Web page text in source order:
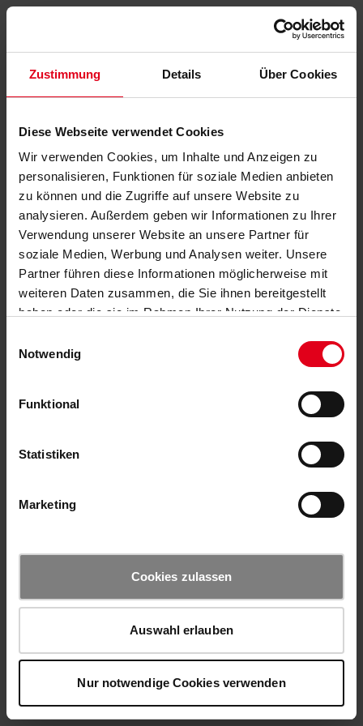
Zustimmung Details Über Cookies
Diese Webseite verwendet Cookies
Wir verwenden Cookies, um Inhalte und Anzeigen zu
personalisieren, Funktionen für soziale Medien anbieten
zu können und die Zugriffe auf unsere Website zu
analysieren. Außerdem geben wir Informationen zu Ihrer
Verwendung unserer Website an unsere Partner für
soziale Medien, Werbung und Analysen weiter. Unsere
Partner führen diese Informationen möglicherweise mit
weiteren Daten zusammen, die Sie ihnen bereitgestellt
haben oder die sie im Rahmen Ihrer Nutzung der Dienste
Notwendig
Funktional
Statistiken
Marketing
Cookies zulassen
Auswahl erlauben
Nur notwendige Cookies verwenden